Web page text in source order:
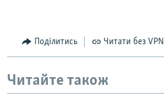
Поділитись Читати без VPN
Читайте також